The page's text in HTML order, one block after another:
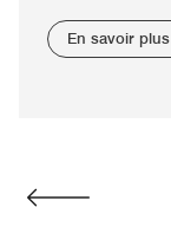
En savoir plus